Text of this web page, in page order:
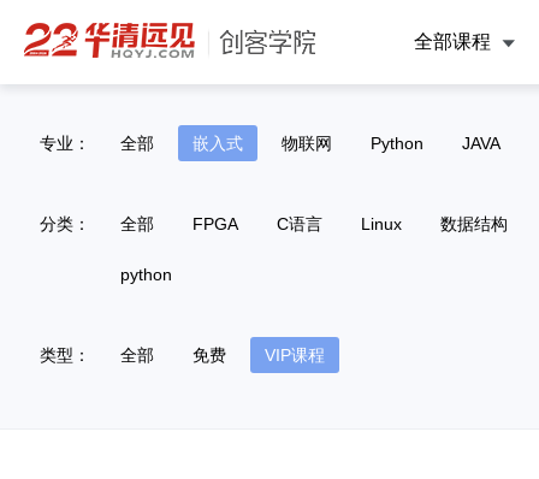
全部课程
专业： 全部 嵌入式 物联网 Python JAVA
分类： 全部 FPGA C语言 Linux 数据结构
python
类型： 全部 免费 VIP课程